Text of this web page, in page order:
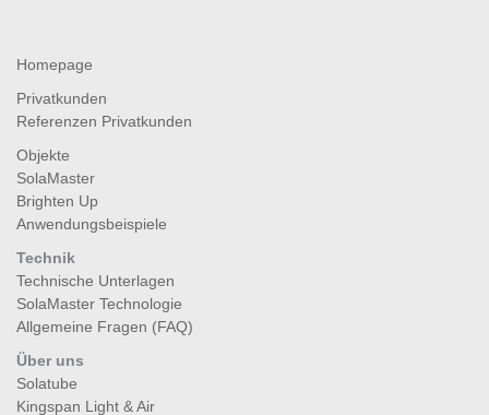
Homepage
Privatkunden
Referenzen Privatkunden
Objekte
SolaMaster
Brighten Up
Anwendungsbeispiele
Technik
Technische Unterlagen
SolaMaster Technologie
Allgemeine Fragen (FAQ)
Über uns
Solatube
Kingspan Light & Air